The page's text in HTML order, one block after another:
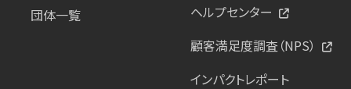
団体一覧
ヘルプセンター
顧客満足度調査（NPS）
インパクトレポート